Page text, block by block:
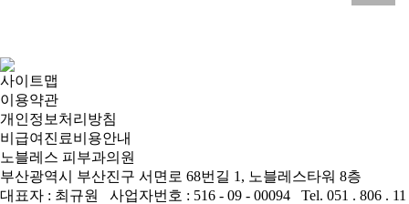
사이트맵
이용약관
개인정보처리방침
비급여진료비용안내
노블레스 피부과의원
부산광역시 부산진구 서면로 68번길 1, 노블레스타워 8층
대표자 : 최규원 사업자번호 : 516 - 09 - 00094 Tel. 051 . 806 . 11